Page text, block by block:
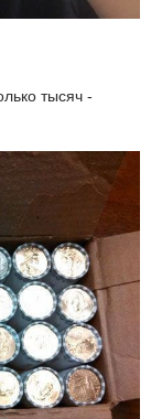
тысяч -